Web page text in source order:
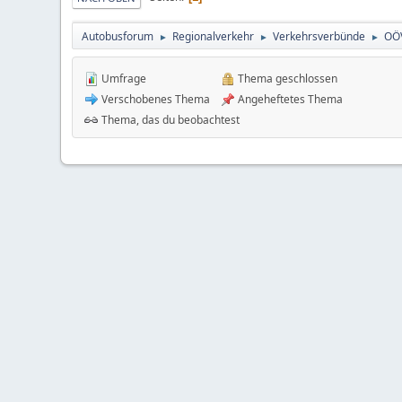
Autobusforum ► Regionalverkehr ► Verkehrsverbünde ►
Umfrage
Verschobenes Thema
Thema geschlossen
Angeheftetes Thema
Thema, das du beobachtest